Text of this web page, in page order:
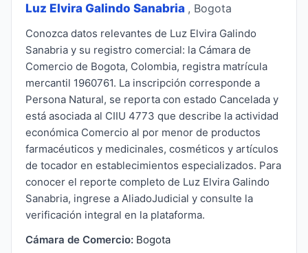
Luz Elvira Galindo Sanabria , Bogota
Conozca datos relevantes de Luz Elvira Galindo
Sanabria y su registro comercial: la Cámara de
Comercio de Bogota, Colombia, registra matrícula
mercantil 1960761. La inscripción corresponde a
Persona Natural, se reporta con estado Cancelada y
está asociada al CIIU 4773 que describe la actividad
económica Comercio al por menor de productos
farmacéuticos y medicinales, cosméticos y artículos
de tocador en establecimientos especializados. Para
conocer el reporte completo de Luz Elvira Galindo
Sanabria, ingrese a AliadoJudicial y consulte la
verificación integral en la plataforma.
Cámara de Comercio: Bogota